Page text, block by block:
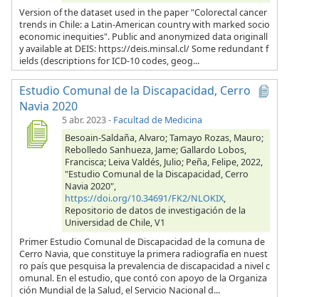
Version of the dataset used in the paper "Colorectal cancer
trends in Chile: a Latin-American country with marked socio
economic inequities". Public and anonymized data originall
y available at DEIS: https://deis.minsal.cl/ Some redundant f
ields (descriptions for ICD-10 codes, geog...
Estudio Comunal de la Discapacidad, Cerro
Navia 2020
5 abr. 2023- Facultad de Medicina
Besoain-Saldaña, Alvaro; Tamayo Rozas, Mauro;
Rebolledo Sanhueza, Jame; Gallardo Lobos,
Francisca; Leiva Valdés, Julio; Peña, Felipe, 2022,
"Estudio Comunal de la Discapacidad, Cerro
Navia 2020",
https://doi.org/10.34691/FK2/NLOKIX,
Repositorio de datos de investigación de la
Universidad de Chile, V1
Primer Estudio Comunal de Discapacidad de la comuna de
Cerro Navia, que constituye la primera radiografía en nuest
ro país que pesquisa la prevalencia de discapacidad a nivel c
omunal. En el estudio, que contó con apoyo de la Organiza
ción Mundial de la Salud, el Servicio Nacional d...